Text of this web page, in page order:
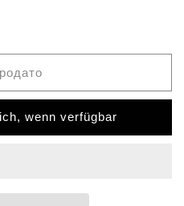
wenn verfügbar